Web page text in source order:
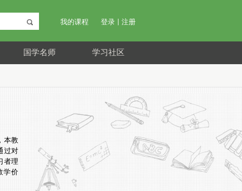
我的课程 登录 注册
国学名师 学习社区
本教
过对
者理
学价